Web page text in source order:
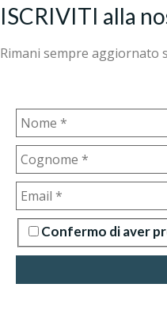
ISCRIVITI alla
Rimani sempre aggiornato
Confermo di aver